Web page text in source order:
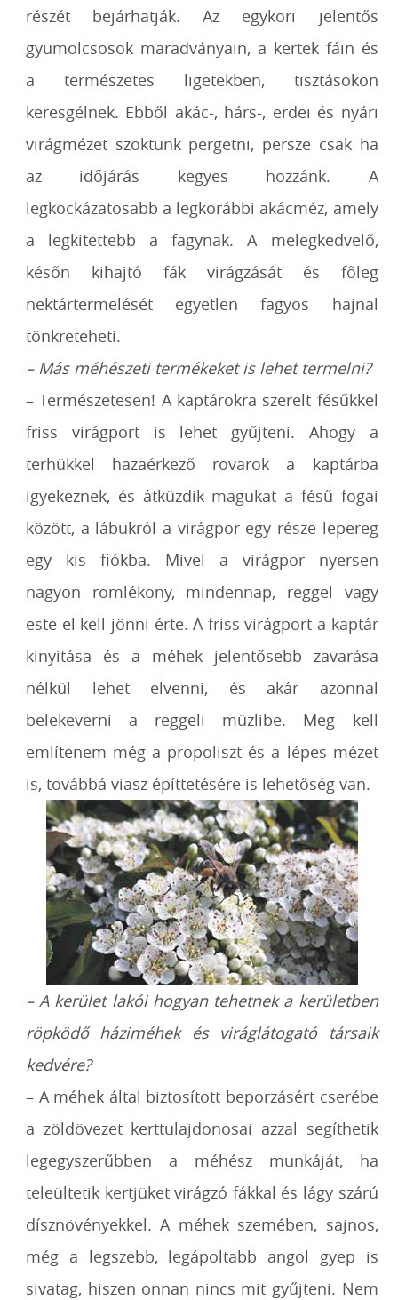
részét bejárhatják. Az egykori jelentős
gyümölcsösök maradványain, a kertek fáin és
a természetes ligetekben, tisztásokon
keresgélnek. Ebből akác-, hárs-, erdei és nyári
virágmézet szoktunk pergetni, persze csak ha
az időjárás kegyes
hozzánk. A
legkockázatosabb a legkorábbi akácméz, amely
a legkitettebb a fagynak. A
melegkedvelő,
későn kihajtó fák virágzását és főleg
nektártermelését egyetlen fagyos
hajnal
tönkreteheti.
– Más méhészeti termékeket is lehet termelni?
– Természetesen! A kaptárokra szerelt fésűkkel
friss virágport is lehet gyűjteni. Ahogy a
terhükkel hazaérkező rovarok a kaptárba
igyekeznek, és átküzdik magukat a fésű fogai
között, a lábukról a virágpor egy része lepereg
egy kis fiókba. Mivel a virágpor
nyersen
nagyon romlékony, mindennap, reggel vagy
este el kell jönni érte. A friss virágport a kaptár
kinyitása és a méhek jelentősebb zavarása
nélkül lehet elvenni, és akár azonnal
belekeverni a reggeli müzlibe. Meg kell
említenem még a propoliszt és a lépes mézet
is, továbbá viasz építtetésére is lehetőség van.
– A kerület lakói hogyan tehetnek a kerületben
röpködő háziméhek és viráglátogató társaik
kedvére?
– A méhek által biztosított beporzásért cserébe
a zöldövezet kerttulajdonosai azzal segíthetik
legegyszerűbben a méhész munkáját, ha
teleültetik kertjüket virágzó fákkal és lágy szárú
dísznövényekkel. A méhek szemében, sajnos,
még a legszebb, legápoltabb angol gyep is
sivatag, hiszen onnan nincs mit gyűjteni. Nem